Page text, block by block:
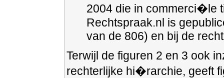
2004 die in commerci�le
Rechtspraak.nl is
van de 806) en bij de
Terwijl de figuren 2 en 3 ook
rechterlijke hi�rarchie, geeft